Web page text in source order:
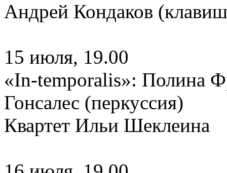
Андрей Кондаков
15 июля, 19.00
«In-temporalis»: Полина
Гонсалес (перкуссия)
Квартет Ильи Шеклеина